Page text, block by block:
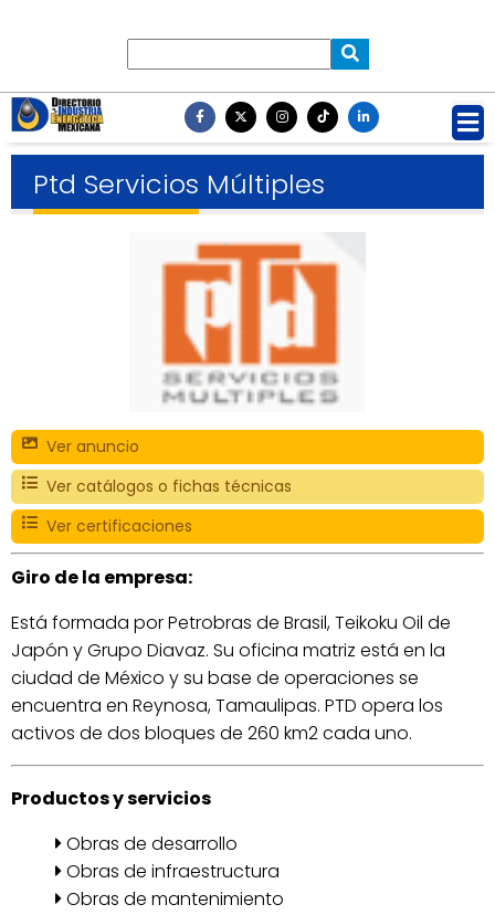
Ptd Servicios Múltiples
Ver anuncio
Ver catálogos o fichas técnicas
Ver certificaciones
Giro de la empresa:
Está formada por Petrobras de Brasil, Teikoku Oil de
Japón y Grupo Diavaz. Su oficina matriz está en la
ciudad de México y su base de operaciones se
encuentra en Reynosa, Tamaulipas. PTD opera los
activos de dos bloques de 260 km2 cada uno.
Productos y servicios
Obras de desarrollo
Obras de infraestructura
Obras de mantenimiento